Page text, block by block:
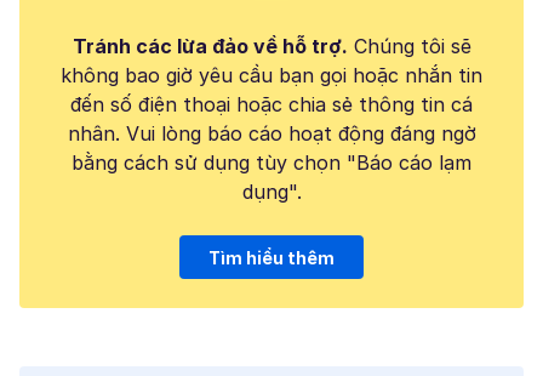
Tránh các lừa đảo về hỗ trợ. Chúng tôi sẽ
không bao giờ yêu cầu bạn gọi hoặc nhắn tin
đến số điện thoại hoặc chia sẻ thông tin cá
nhân. Vui lòng báo cáo hoạt động đáng ngờ
bằng cách sử dụng tùy chọn "Báo cáo lạm
dụng".
Tìm hiểu thêm